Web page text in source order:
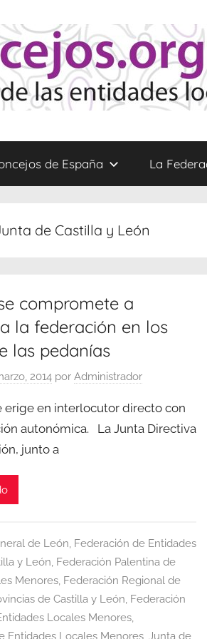
de España La
de Castilla y León
compromete a
la federación en los
las pedanías
2014 por Administrador
erige en interlocutor directo con
autonómica. La Junta Directiva
junto a
de León, Federación de Entidades
y León, Federación Palentina de
Menores, Federación Regional de
de Castilla y León, Federación
Locales Menores,
Entidades Locales Menores, Junta de